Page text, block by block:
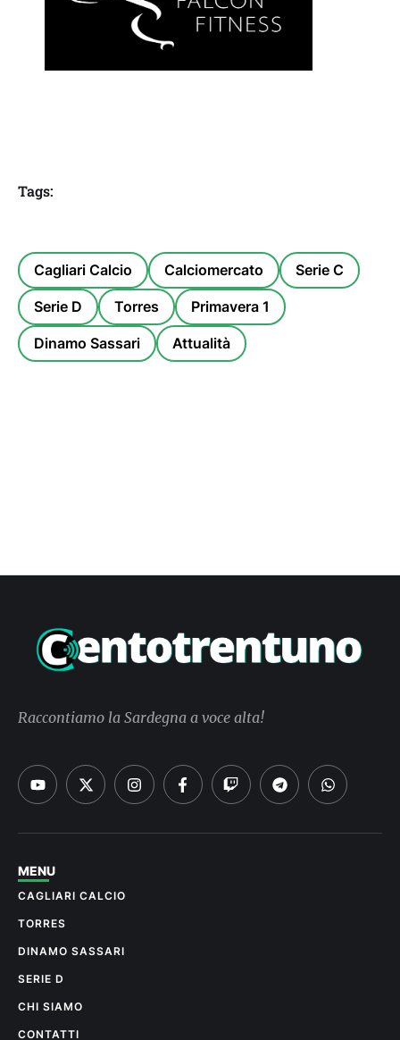
Tags:
Cagliari Calcio Calciomercato Serie C
Serie D Torres Primavera 1
Dinamo Sassari Attualità
Raccontiamo la Sardegna a voce alta!
MENU
CAGLIARI CALCIO
TORRES
DINAMO SASSARI
SERIE D
CHI SIAMO
CONTATTI